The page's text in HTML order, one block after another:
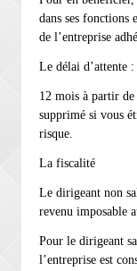
dans ses fonctions
de l’entreprise
Le délai d’attente :
12 mois à partir
supprimé si vous
risque.
La fiscalité
Le dirigeant non
revenu imposable
Pour le dirigeant
l’entreprise est